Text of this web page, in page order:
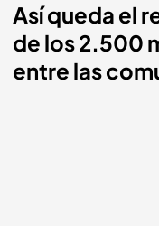
Así queda el
de los 2.500
entre las